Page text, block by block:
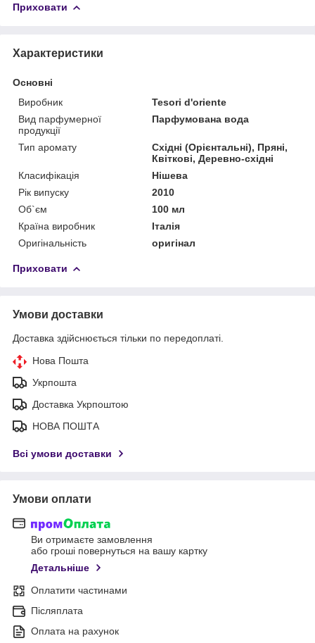
Приховати
Характеристики
Основні
Виробник
Tesori d'oriente
Вид парфумерної
продукції
Парфумована вода
Тип аромату
Східні (Орієнтальні), Пряні,
Квіткові, Деревно-східні
Класифікація
Нішева
Рік випуску
2010
Об`єм
100 мл
Країна виробник
Італія
Оригінальність
оригінал
Приховати
Умови доставки
Доставка здійснюється тільки по передоплаті.
Нова Пошта
Укрпошта
Доставка Укрпоштою
НОВА ПОШТА
Всі умови доставки
Умови оплати
Ви отримаєте замовлення
або гроші повернуться на вашу картку
Детальніше
Оплатити частинами
Післяплата
Оплата на рахунок